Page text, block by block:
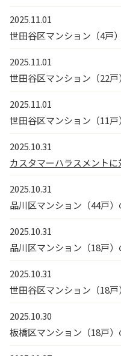
2025.11.01
世田谷区マンション（4戸
2025.11.01
世田谷区マンション（22
2025.11.01
世田谷区マンション（11
2025.10.31
カスタマーハラスメント
2025.10.31
品川区マンション（44戸
2025.10.31
品川区マンション（18戸
2025.10.31
世田谷区マンション（18
2025.10.30
板橋区マンション（18戸